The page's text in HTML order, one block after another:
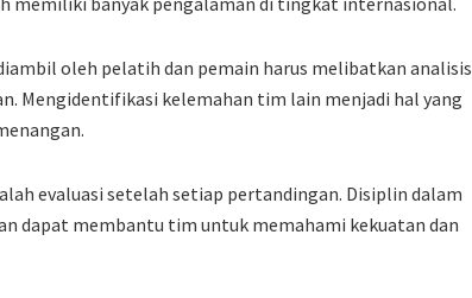
oleh pelatih dan pemain harus melibatkan analisis
Mengidentifikasi kelemahan tim lain menjadi hal yang
evaluasi setelah setiap pertandingan. Disiplin dalam
dapat membantu tim untuk memahami kekuatan dan